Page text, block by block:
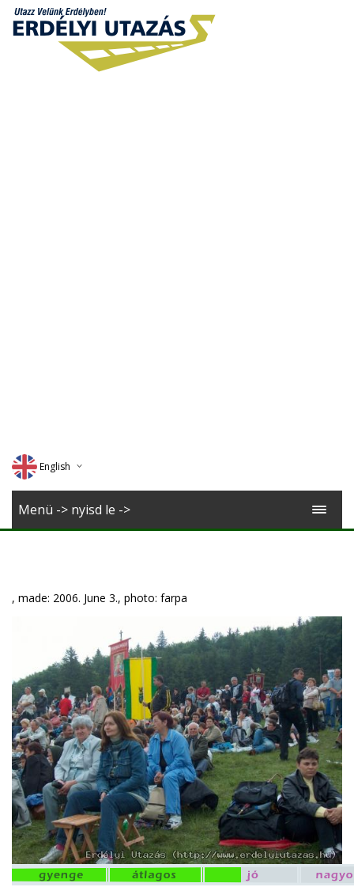
English
Deutsch
Menü -> nyisd le ->
, made: 2006. June 3., photo: farpa